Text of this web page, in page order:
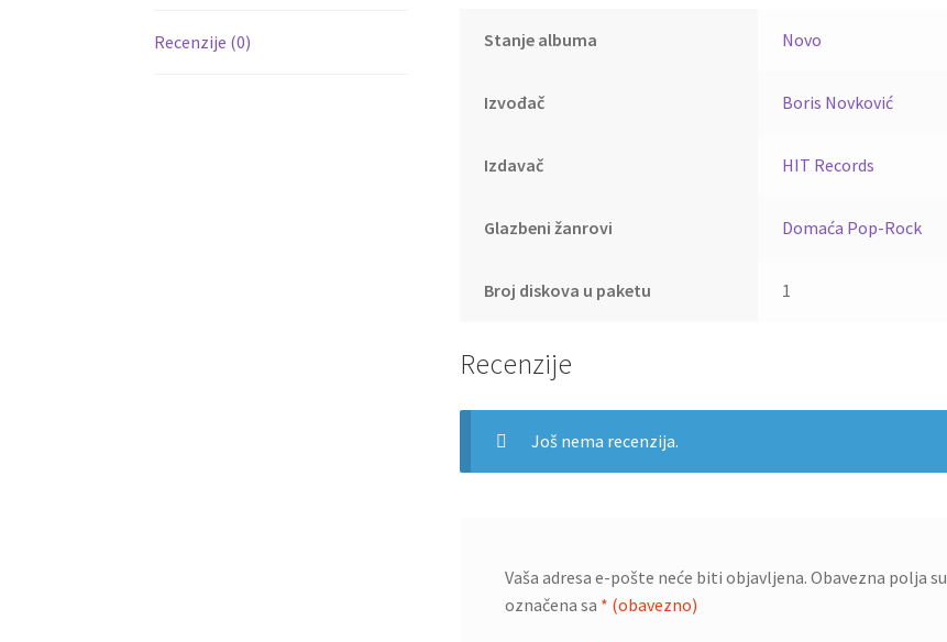
Recenzije (0) Stanje albuma Novo
Izvođač Boris Novković
Izdavač HIT Records
Glazbeni žanrovi Domaća Pop-Rock
Broj diskova u paketu 1
Recenzije
Još nema recenzija.
Vaša adresa e-pošte neće biti objavljena. Obavezna polja su
označena sa * (obavezno)